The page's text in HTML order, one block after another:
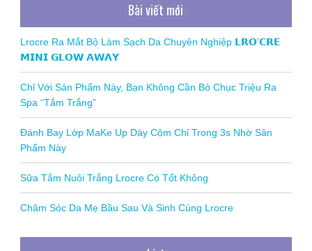
Bài viết mới
Lrocre Ra Mắt Bộ Làm Sạch Da Chuyên Nghiệp 𝗟𝗥𝗢’𝗖𝗥𝗘
𝗠𝗜𝗡𝗜 𝗚𝗟𝗢𝗪 𝗔𝗪𝗔𝗬
Chỉ Với Sản Phẩm Này, Bạn Không Cần Bỏ Chục Triệu Ra
Spa “Tắm Trắng”
Đánh Bay Lớp MaKe Up Dày Cộm Chỉ Trong 3s Nhờ Sản
Phẩm Này
Sữa Tắm Nuôi Trắng Lrocre Có Tốt Không
Chăm Sóc Da Mẹ Bầu Sau Và Sinh Cùng Lrocre